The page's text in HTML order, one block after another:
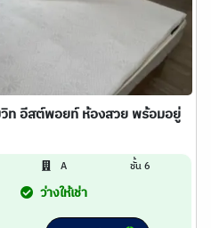
วิท อีสต์พอยท์ ห้องสวย พร้อมอยู่
A ชั้น 6
ว่างให้เช่า